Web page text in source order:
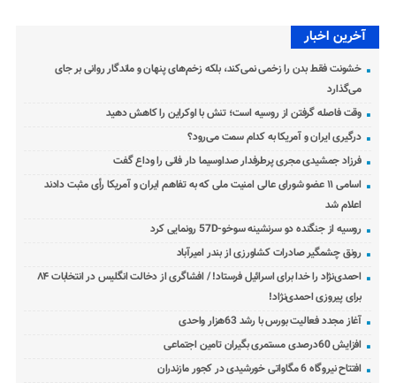
آخرین اخبار
خشونت فقط بدن را زخمی نمی‌کند، بلکه زخم‌های پنهان و ماندگار روانی بر جای
می‌گذارد
وقت فاصله گرفتن از روسیه است؛ تنش با اوکراین را کاهش دهید
درگیری ایران و آمریکا به کدام سمت می‌رود؟
فرزاد جمشیدی مجری پرطرفدار صداوسیما دار فانی را وداع گفت
اسامی ۱۱ عضو شورای عالی امنیت ملی که به تفاهم ایران و آمریکا رأی مثبت دادند
اعلام شد
روسیه از جنگنده دو سرنشینه سوخو-57D رونمایی کرد
رونق چشمگیر صادرات کشاورزی از بندر امیرآباد
احمدی‌نژاد را خدا برای اسرائیل فرستاد! / افشاگری از دخالت انگلیس در انتخابات ۸۴
برای پیروزی احمدی‌نژاد!
آغاز مجدد فعالیت بورس با رشد 63هزار واحدی
افزایش 60درصدی مستمری بگیران تامین اجتماعی
افتتاح نیروگاه 6 مگاواتی خورشیدی در کجور مازندران